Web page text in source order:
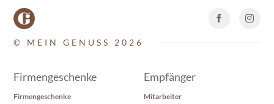
© MEIN GENUSS 2026
Firmengeschenke
Firmengeschenke
Empfänger
Mitarbeiter